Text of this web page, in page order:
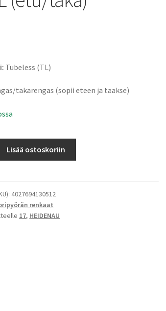
Tubeless (TL)
takarengas (sopii eteen ja taakse)
Lisää ostoskoriin
4027694130512
renkaat
17, HEIDENAU